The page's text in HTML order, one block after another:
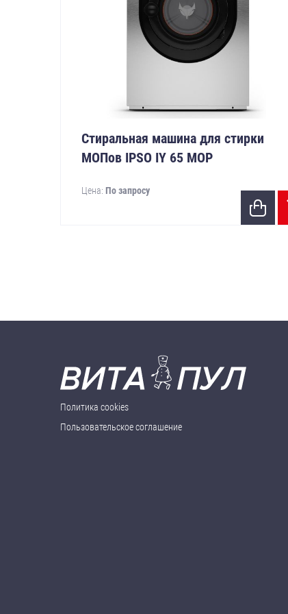
Стиральная машина для стирки
МОПов IPSO IY 65 MOP
Цена: По запросу
Политика cookies
Пользовательское соглашение